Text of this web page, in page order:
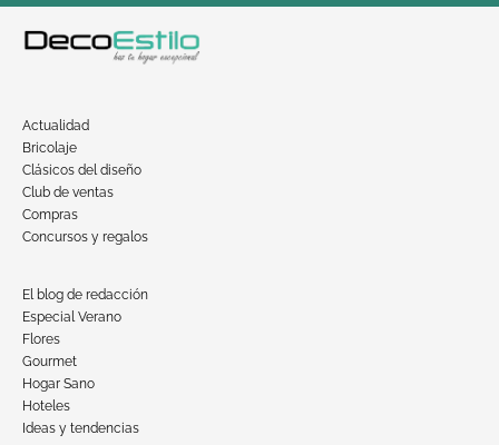
Actualidad
Bricolaje
Clásicos del diseño
Club de ventas
Compras
Concursos y regalos
El blog de redacción
Especial Verano
Flores
Gourmet
Hogar Sano
Hoteles
Ideas y tendencias